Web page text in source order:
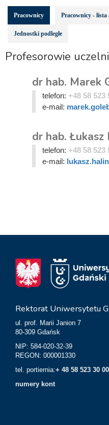
Pracownicy Pracownicy - lista
Jednostki podległe
Profesorowie uczelni
dr hab. Marek
telefon: +48 58 523
e-mail:
dr hab. Łukasz
telefon: +48 58 523
e-mail:
Rektorat Uniwersytetu
ul. prof. Marii Janion 7
80-309 Gdańsk
NIP: 584-020-32-39
REGON: 000001330
tel. portiernia:+ 48 58 523 30 00
numery kont